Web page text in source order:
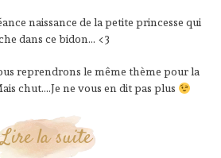
naissance de la petite princesse qui
dans ce bidon… <3
reprendrons le même thème pour la
chut....Je ne vous en dit pas plus
Lire la suite